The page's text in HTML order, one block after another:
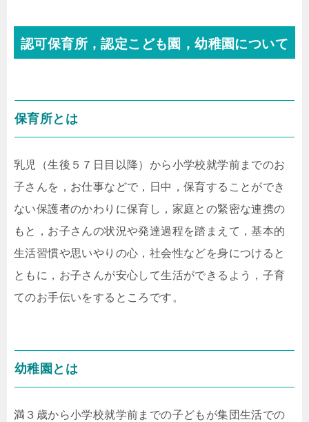
認可保育所，認定こども園，幼稚園について
保育所とは
乳児（生後５７日目以降）から小学校就学前までのお
子さんを，お仕事などで，日中，保育することができ
ない保護者のかわりに保育し，家庭との緊密な連携の
もと，お子さんの状況や発達過程を踏まえて，基本的
生活習慣や思いやりの心，社会性などを身につけると
ともに，お子さんが安心して生活ができるよう，子育
てのお手伝いをするところです。
幼稚園とは
満３歳から小学校就学前までの子どもが集団生活での